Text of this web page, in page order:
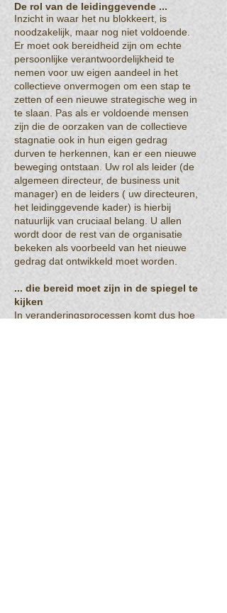
De rol van de leidinggevende ...
Inzicht in waar het nu blokkeert, is
noodzakelijk, maar nog niet voldoende.
Er moet ook bereidheid zijn om echte
persoonlijke verantwoordelijkheid te
nemen voor uw eigen aandeel in het
collectieve onvermogen om een stap te
zetten of een nieuwe strategische weg in
te slaan. Pas als er voldoende mensen
zijn die de oorzaken van de collectieve
stagnatie ook in hun eigen gedrag
durven te herkennen, kan er een nieuwe
beweging ontstaan. Uw rol als leider (de
algemeen directeur, de business unit
manager) en de leiders ( uw directeuren,
het leidinggevende kader) is hierbij
natuurlijk van cruciaal belang. U allen
wordt door de rest van de organisatie
bekeken als voorbeeld van het nieuwe
gedrag dat ontwikkeld moet worden.
... die bereid moet zijn in de spiegel te
kijken
In veranderingsprocessen komt dus hoe